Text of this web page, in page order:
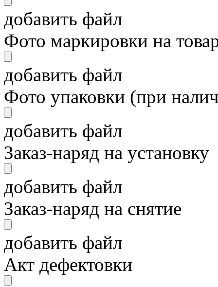
добавить файл
Фото маркировки на
добавить файл
Фото упаковки (при
добавить файл
Заказ-наряд на установку
добавить файл
Заказ-наряд на снятие
добавить файл
Акт дефектовки